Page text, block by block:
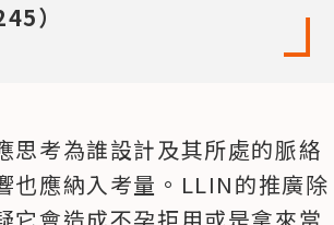
）
思考為誰設計及其所處的脈絡
也應納入考量。LLIN的推廣除